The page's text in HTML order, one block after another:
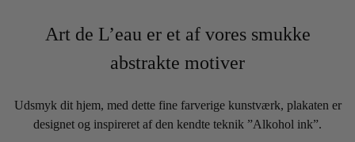
Art de L’eau er et af vores smukke
abstrakte motiver
Udsmyk dit hjem, med dette fine farverige kunstværk, plakaten er
designet og inspireret af den kendte teknik ”Alkohol ink”.